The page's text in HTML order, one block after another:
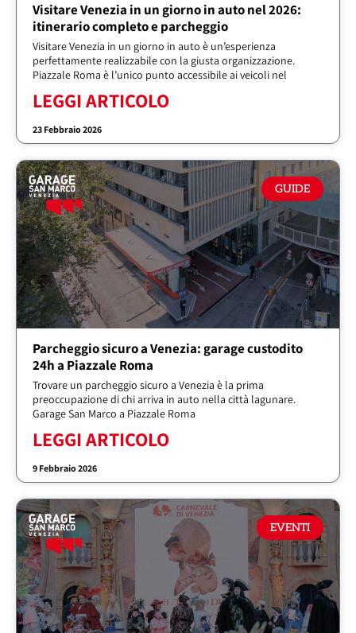
Visitare Venezia in un giorno in auto nel 2026:
itinerario completo e parcheggio
Visitare Venezia in un giorno in auto è un’esperienza
perfettamente realizzabile con la giusta organizzazione.
Piazzale Roma è l’unico punto accessibile ai veicoli nel
LEGGI ARTICOLO
23 Febbraio 2026
GUIDE
Parcheggio sicuro a Venezia: garage custodito
24h a Piazzale Roma
Trovare un parcheggio sicuro a Venezia è la prima
preoccupazione di chi arriva in auto nella città lagunare.
Garage San Marco a Piazzale Roma
LEGGI ARTICOLO
9 Febbraio 2026
EVENTI